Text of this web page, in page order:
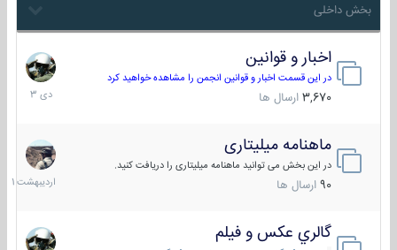
بخش داخلی
اخبار و قوانین
در این قسمت اخبار و قوانین انجمن را مشاهده خواهید کرد
3,670 ارسال ها
22
دی
1403
ماهنامه میلیتاری
در این بخش می توانید ماهنامه میلیتاری را دریافت کنید.
90 ارسال ها
30
1401
گالري عكس و فيلم
سه